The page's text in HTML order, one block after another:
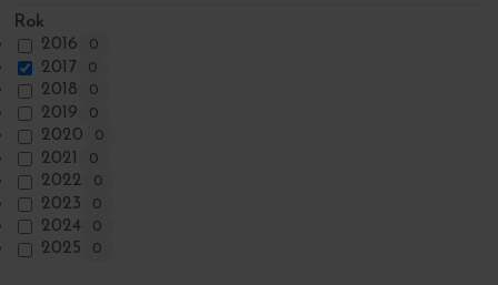
Rok
2016
0
2017 0
2018 0
2019 0
2020 0
2021 0
2022 0
2023 0
2024 0
2025 0